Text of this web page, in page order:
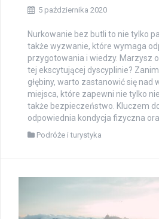
5 października 2020
Nurkowanie bez butli to nie tylko
także wyzwanie, które wymaga
przygotowania i wiedzy. Marzysz
tej ekscytującej dyscyplinie?
głębiny, warto zastanowić się nad
miejsca, które zapewni nie tylko
także bezpieczeństwo. Kluczem
odpowiednia kondycja fizyczna
Podróże i turystyka